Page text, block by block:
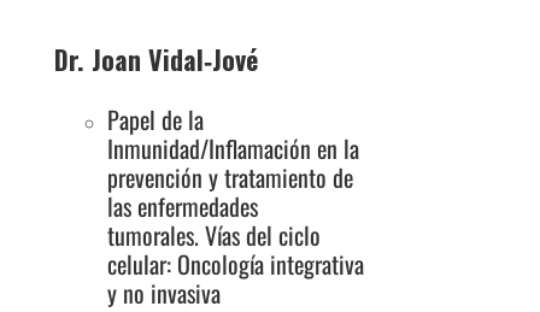
Dr. Joan Vidal‐Jové
Papel de la
Inmunidad/Inflamación en la
prevención y tratamiento de
las enfermedades
tumorales. Vías del ciclo
celular: Oncología integrativa
y no invasiva